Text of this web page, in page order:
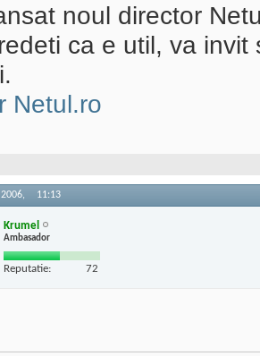
noul director
ca e util, va
Netul.ro
11:13
Krumel
Ambasador
Reputatie: 72